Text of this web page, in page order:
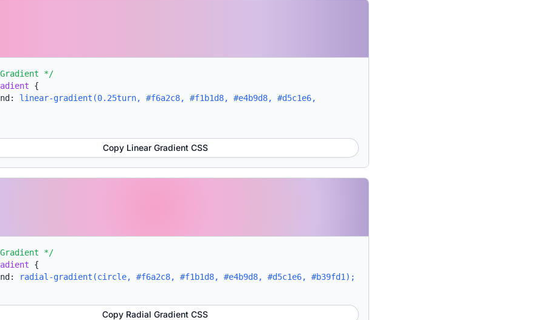
*/
{
linear-gradient(0.25turn, #f6a2c8, #f1b1d8, #e4b9d8, #d5c1e6,
Copy Linear Gradient CSS
*/
{
radial-gradient(circle, #f6a2c8, #f1b1d8, #e4b9d8, #d5c1e6, #b39fd1);
Copy Radial Gradient CSS